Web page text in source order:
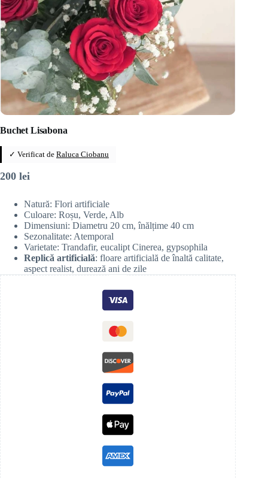
Buchet Lisabona
✓ Verificat de Raluca Ciobanu
200 lei
Natură: Flori artificiale
Culoare: Roșu, Verde, Alb
Dimensiuni: Diametru 20 cm, înălțime 40 cm
Sezonalitate: Atemporal
Varietate: Trandafir, eucalipt Cinerea, gypsophila
Replică artificială: floare artificială de înaltă calitate,
aspect realist, durează ani de zile